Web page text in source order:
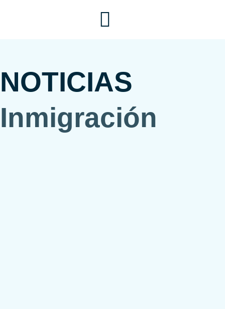
NOTICIAS
Inmigración